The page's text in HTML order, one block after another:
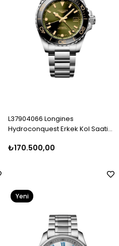
L37904066 Longines
Hydroconquest Erkek Kol Saati
₺170.500,00
Yeni